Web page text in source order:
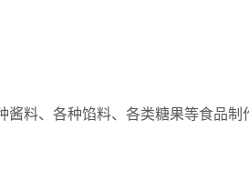
酱料、各种馅料、各类糖果等食品制